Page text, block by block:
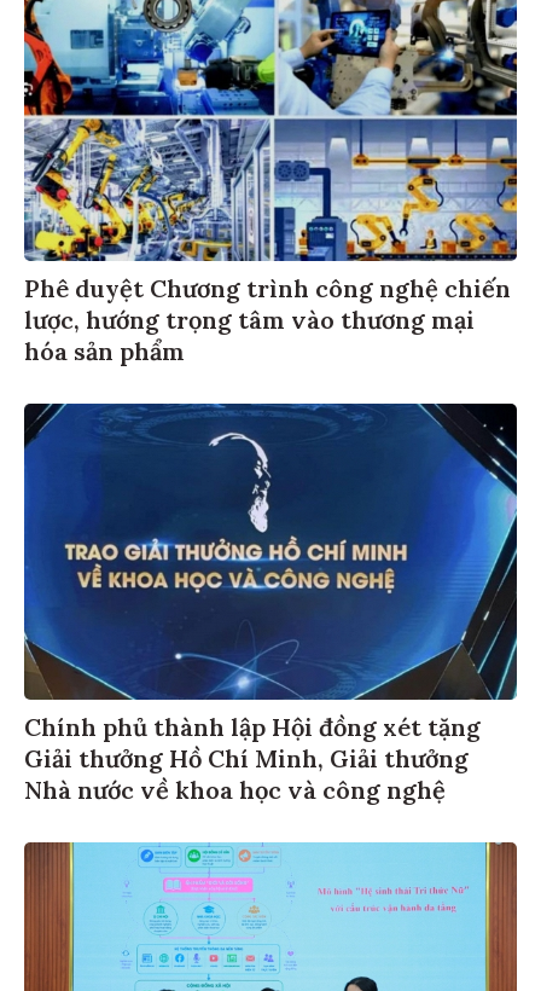
Phê duyệt Chương trình công nghệ chiến
lược, hướng trọng tâm vào thương mại
hóa sản phẩm
Chính phủ thành lập Hội đồng xét tặng
Giải thưởng Hồ Chí Minh, Giải thưởng
Nhà nước về khoa học và công nghệ